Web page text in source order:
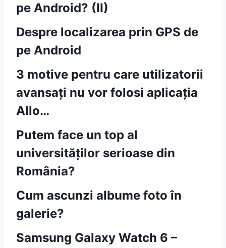
pe Android? (II)
Despre localizarea prin GPS de
pe Android
3 motive pentru care utilizatorii
avansați nu vor folosi aplicația
Allo…
Putem face un top al
universităților serioase din
România?
Cum ascunzi albume foto în
galerie?
Samsung Galaxy Watch 6 –